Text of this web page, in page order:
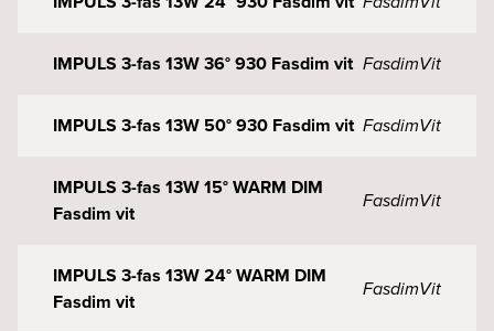
IMPULS 3-fas 13W 36° 930 Fasdim vit FasdimVit
IMPULS 3-fas 13W 50° 930 Fasdim vit FasdimVit
IMPULS 3-fas 13W 15° WARM DIM
Fasdim vit
FasdimVit
IMPULS 3-fas 13W 24° WARM DIM
Fasdim vit
FasdimVit